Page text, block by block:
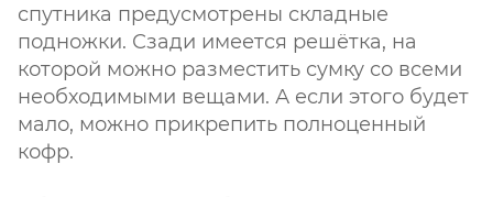
спутника предусмотрены складные
подножки. Сзади имеется решётка, на
которой можно разместить сумку со всеми
необходимыми вещами. А если этого будет
мало, можно прикрепить полноценный
кофр.